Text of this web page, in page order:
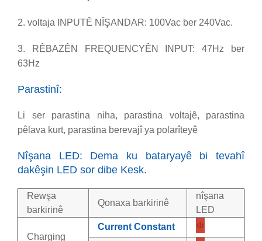
2. voltaja INPUTÊ NÎŞANDAR: 100Vac ber 240Vac.
3. RÊBAZÊN FREQUENCYÊN INPUT: 47Hz ber
63Hz
Parastinî:
Li ser parastina niha, parastina voltajê, parastina
pêlava kurt, parastina berevajî ya polarîteyê
Nîşana LED: Dema ku bataryayê bi tevahî
dakêşin LED sor dibe Kesk.
Rewşa
barkirinê
Qonaxa barkirinê
nîşana
LED
Charging
Current Constant